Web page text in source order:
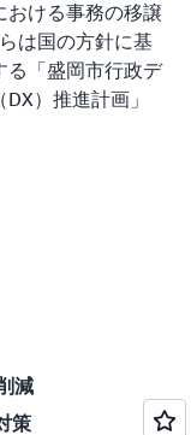
力し、既存のシス
パフォーマンス
リなどのスペック
ならではのオー
。構築はスムー
サーバーなどの
した。IaC の手
が担保され、テ
リソース配備を
おける事務の移譲
は国の方針に基
る「盛岡市行政デ
）推進計画」
減
策